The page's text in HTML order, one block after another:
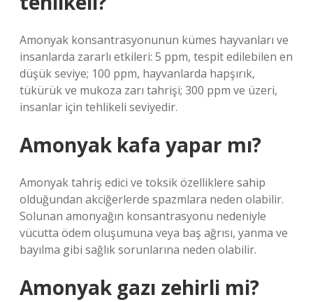
Amonyak konsantrasyonunun kümes hayvanları ve
insanlarda zararlı etkileri: 5 ppm, tespit edilebilen en
düşük seviye; 100 ppm, hayvanlarda hapşırık,
tükürük ve mukoza zarı tahrişi; 300 ppm ve üzeri,
insanlar için tehlikeli seviyedir.
Amonyak kafa yapar mı?
Amonyak tahriş edici ve toksik özelliklere sahip
olduğundan akciğerlerde spazmlara neden olabilir.
Solunan amonyağın konsantrasyonu nedeniyle
vücutta ödem oluşumuna veya baş ağrısı, yanma ve
bayılma gibi sağlık sorunlarına neden olabilir.
Amonyak gazı zehirli mi?